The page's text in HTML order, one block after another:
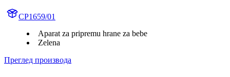
CP1659/01
Aparat za pripremu hrane za bebe
Zelena
Преглед производа